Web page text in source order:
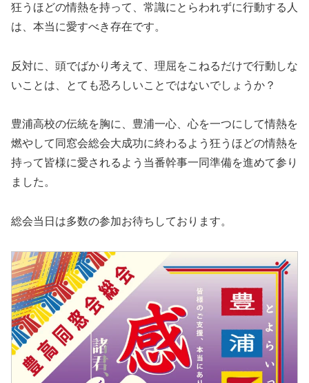
狂うほどの情熱を持って、常識にとらわれずに行動する人
は、本当に愛すべき存在です。
反対に、頭でばかり考えて、理屈をこねるだけで行動しな
いことは、とても恐ろしいことではないでしょうか？
豊浦高校の伝統を胸に、豊浦一心、心を一つにして情熱を
燃やして同窓会総会大成功に終わるよう狂うほどの情熱を
持って皆様に愛されるよう当番幹事一同準備を進めて参り
ました。
総会当日は多数の参加お待ちしております。